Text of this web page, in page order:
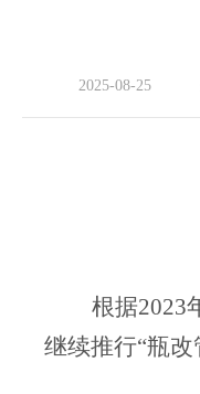
2025-08-25 来
根据2023
继续推行“瓶改